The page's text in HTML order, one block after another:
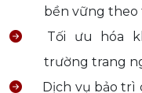
bền vững theo
Tối ưu hóa
trường trang
Dịch vụ bảo trì